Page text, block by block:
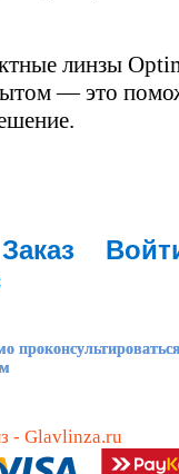
линзы
— это
Заказ
- Glavlinza.ru